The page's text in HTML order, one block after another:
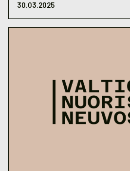
30.03.2025